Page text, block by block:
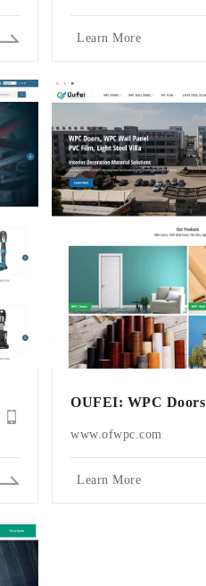
Learn More
OUFEI: WPC Doors
www.ofwpc.com
Learn More